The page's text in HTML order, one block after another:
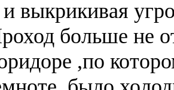
выкрикивая
больше не
,по